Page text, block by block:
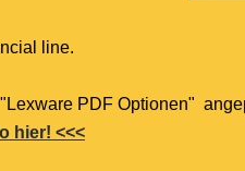
line.
PDF Optionen"
hier! <<<